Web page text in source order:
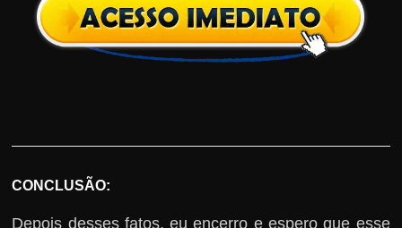
CONCLUSÃO:
Depois desses fatos, eu encerro e espero que esse